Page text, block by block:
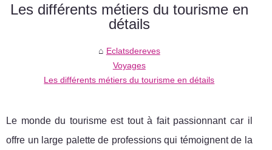
Les différents métiers du tourisme en
détails
Eclatsdereves
Voyages
Les différents métiers du tourisme en détails
Le monde du tourisme est tout à fait passionnant car il
offre un large palette de professions qui témoignent de la